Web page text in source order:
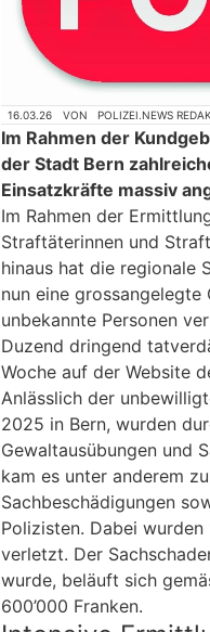
16.03.26 VON POLIZEI.NEWS
Im Rahmen der
der Stadt Bern
Einsatzkräfte massiv
Im Rahmen der
Straftäterinnen und
hinaus hat die regionale
nun eine
unbekannte Personen
Duzend dringend
Woche auf der Website
Anlässlich der
2025 in Bern, wurden
Gewaltausübungen und
kam es unter anderem
Sachbeschädigungen
Polizisten. Dabei
verletzt. Der
wurde, beläuft sich
600’000 Franken.